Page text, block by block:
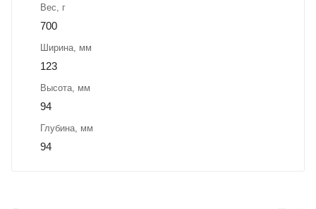
Вес, г
700
Ширина, мм
123
Высота, мм
94
Глубина, мм
94